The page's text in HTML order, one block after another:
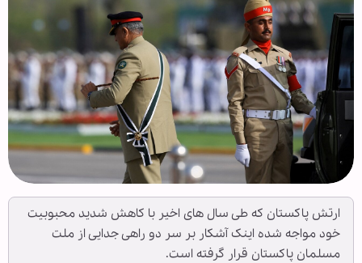
ارتش پاکستان که طی سال های اخیر با کاهش شدید محبوبیت
خود مواجه شده اینک آشکار بر سر دو راهی جدایی از ملت
مسلمان پاکستان قرار گرفته است.